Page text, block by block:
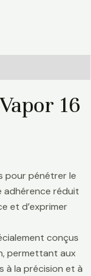
16
pour pénétrer le
adhérence réduit
et d’exprimer
conçus
permettant aux
à la précision et à